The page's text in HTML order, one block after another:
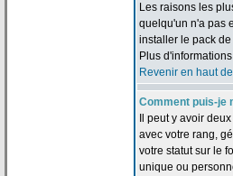
Les raisons les
quelqu'un n'a pas
installer le pack
Plus
Revenir en haut
Comment puis-je
Il peut y avoir
avec votre rang,
votre statut sur le
unique ou